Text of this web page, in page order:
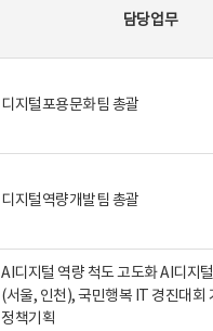
담당업무
디지털포용문화팀 총괄
디지털역량개발팀 총괄
AI디지털 역량 척도 고도화 AI디지
(서울, 인천), 국민행복 IT 경진대회
정책기획